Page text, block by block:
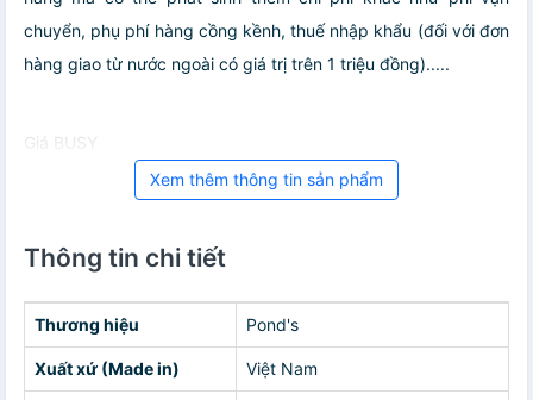
chuyển, phụ phí hàng cồng kềnh, thuế nhập khẩu (đối với đơn
hàng giao từ nước ngoài có giá trị trên 1 triệu đồng).....
Giá BUSY
Xem thêm thông tin sản phẩm
Thông tin chi tiết
Thương hiệu Pond's
Xuất xứ (Made in) Việt Nam